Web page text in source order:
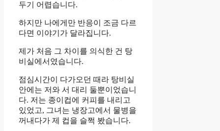
두기 어렵습니다.
하지만 나에게만 반응이 조금 다르
다면 이야기가 달라집니다.
제가 처음 그 차이를 의식한 건 탕
비실에서였습니다.
점심시간이 다가오던 때라 탕비실
안에는 저와 서 대리 둘뿐이었습니
다. 저는 종이컵에 커피를 내리고
있었고, 그녀는 냉장고에서 물병을
꺼내다가 제 컵을 슬쩍 봤습니다.